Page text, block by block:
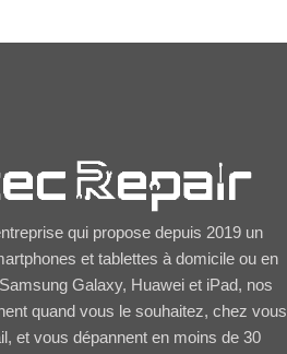
qui propose depuis 2019 un
et tablettes à domicile ou en
Galaxy, Huawei et iPad, nos
quand vous le souhaitez, chez vous
et vous dépannent en moins de 30